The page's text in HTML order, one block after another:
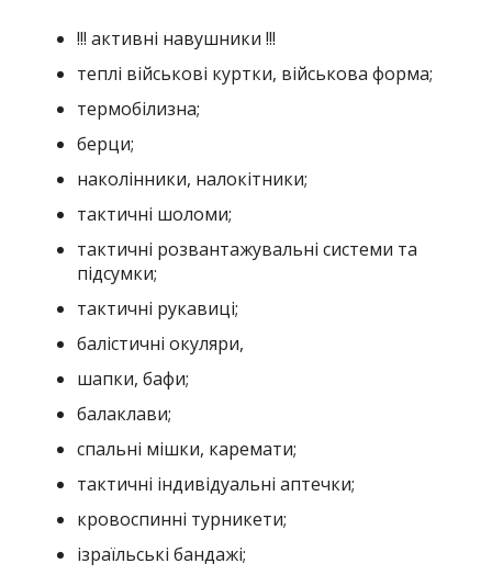
!!! активні навушники !!!
теплі військові куртки, військова форма;
термобілизна;
берци;
наколінники, налокітники;
тактичні шоломи;
тактичні розвантажувальні системи та
підсумки;
тактичні рукавиці;
балістичні окуляри,
шапки, бафи;
балаклави;
спальні мішки, каремати;
тактичні індивідуальні аптечки;
кровоспинні турникети;
ізраїльські бандажі;